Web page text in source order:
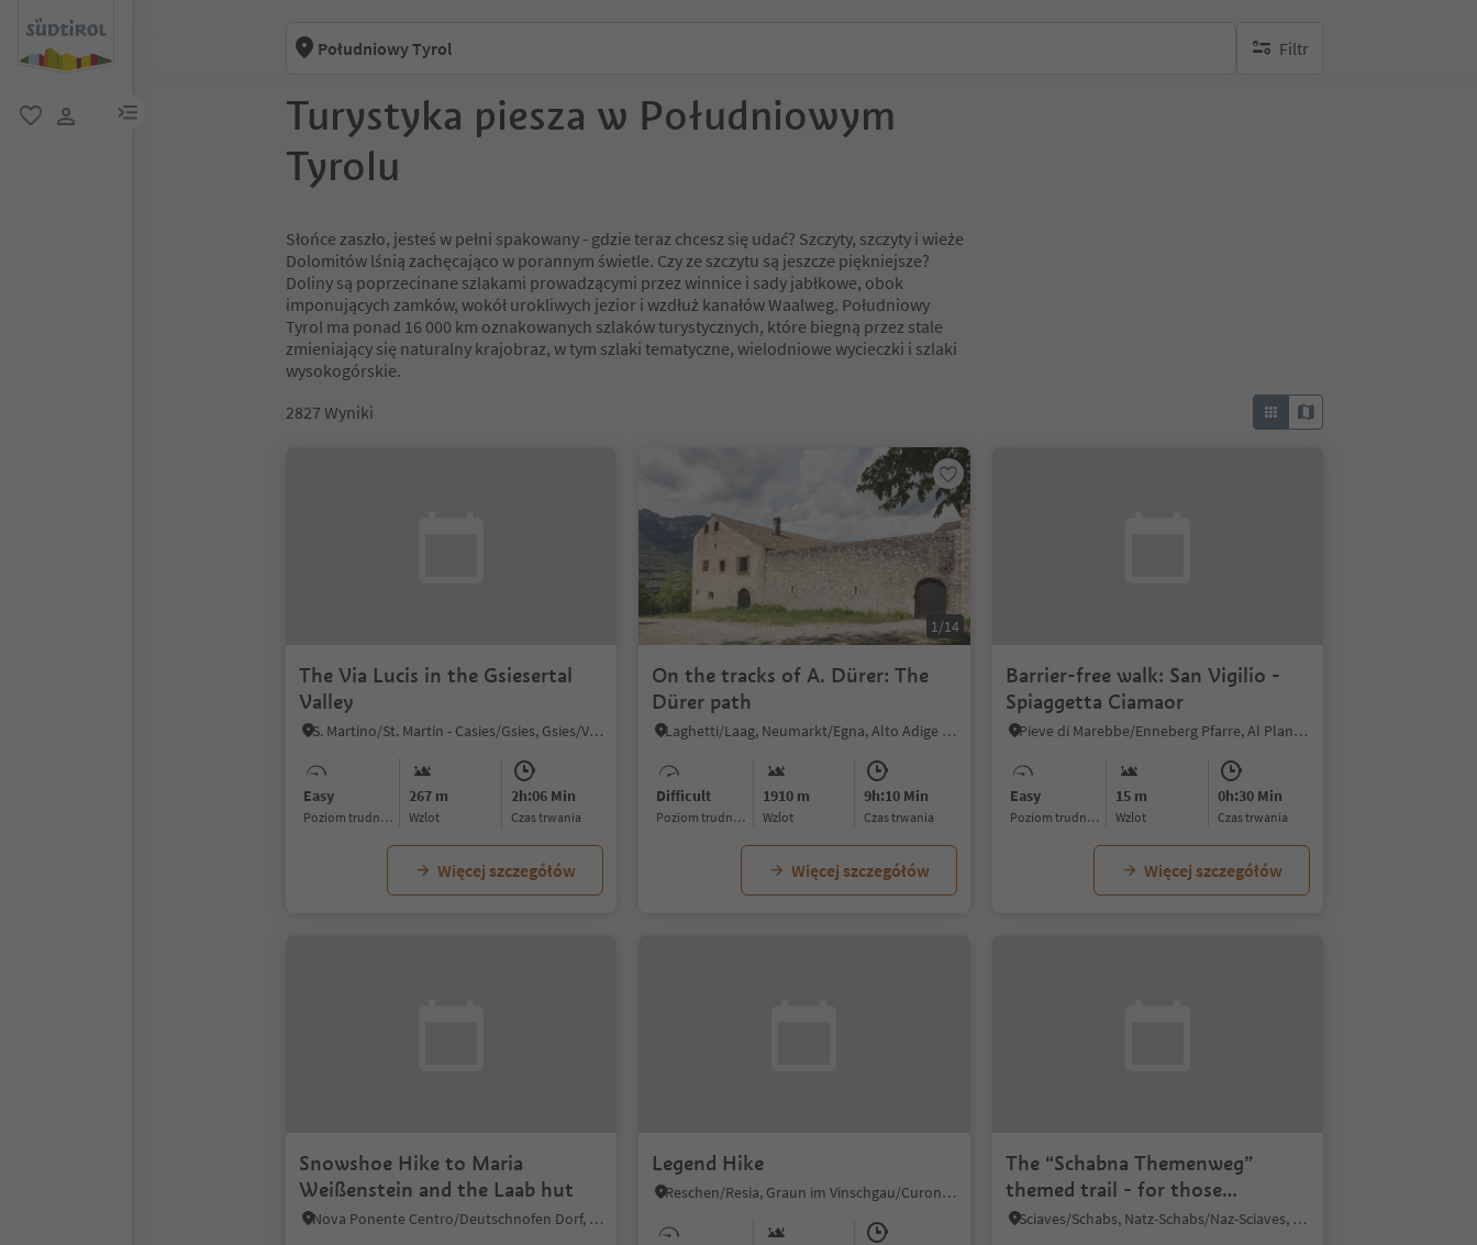
link menu
Południowy Tyrol Filtr
brak aktywnych filtrów
Turystyka piesza w Południowym
Tyrolu
Słońce zaszło, jesteś w pełni spakowany - gdzie teraz chcesz się udać? Szczyty, szczyty i wieże
Dolomitów lśnią zachęcająco w porannym świetle. Czy ze szczytu są jeszcze piękniejsze?
Doliny są poprzecinane szlakami prowadzącymi przez winnice i sady jabłkowe, obok
imponujących zamków, wokół urokliwych jezior i wzdłuż kanałów Waalweg. Południowy
Tyrol ma ponad 16 000 km oznakowanych szlaków turystycznych, które biegną przez stale
zmieniający się naturalny krajobraz, w tym szlaki tematyczne, wielodniowe wycieczki i szlaki
wysokogórskie.
2827 Wyniki
The Via Lucis in the Gsiesertal
Valley
S. Martino/St. Martin - Casies/Gsies, Gsies/Valle di Casies
Easy
Poziom trudności
267 m
Wzlot
2h:06 Min
czas trwania
Więcej szczegółów
1/14
On the tracks of A. Dürer: The
Dürer path
Laghetti/Laag, Neumarkt/Egna, Alto Adige Wine Road
Difficult
Poziom trudności
1910 m
Wzlot
9h:10 Min
czas trwania
Więcej szczegółów
Barrier-free walk: San Vigilio -
Spiaggetta Ciamaor
Pieve di Marebbe/Enneberg Pfarre, Al Plan/San Vigilio, Dolomites Region Kronplatz/Plan de Corones
Easy
Poziom trudności
15 m
Wzlot
0h:30 Min
czas trwania
Więcej szczegółów
Snowshoe Hike to Maria
Weißenstein and the Laab hut
Nova Ponente Centro/Deutschnofen Dorf, Deutschnofen/Nova Ponente, Dolomites Region Eggental
Legend Hike
Reschen/Resia, Graun im Vinschgau/Curon Venosta, Vinschgau/Val Venosta
The “Schabna Themenweg”
themed trail - for those
interested in history
Sciaves/Schabs, Natz-Schabs/Naz-Sciaves, Brixen/Bressanone and environs